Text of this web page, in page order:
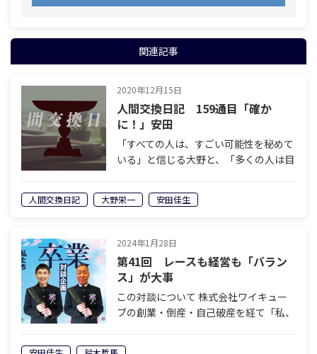
関連記事
2020年12月15日
人間交換日記 159通目「確か
に！」安田
「すべての人は、すごい可能性を秘めて
いる」と信じる大野と、「多くの人は目
ずる安田。人間の本質とは何か。人は何
のために生きているのか。300文字限定
人間交換日記 大野栄一 安田佳生
2024年1月28日
第41回 レースも経営も「バラン
ス」が大事
この対談について 株式会社ワイキュー
ブの創業・倒産・自己破産を経て「私、
佳生と、岐阜県美濃加茂エリアで老舗の